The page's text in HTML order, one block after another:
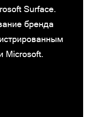
Surface.
бренда
Microsoft.